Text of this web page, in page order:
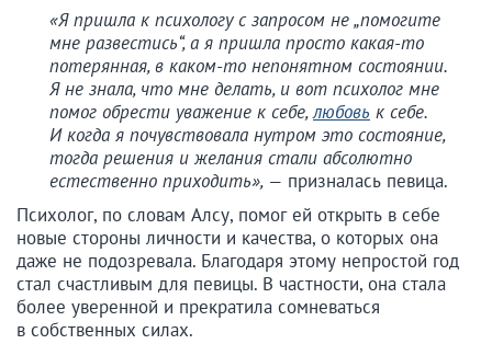
«Я пришла к психологу с запросом не „помогите
мне развестись“, а я пришла просто какая-то
потерянная, в каком-то непонятном состоянии.
Я не знала, что мне делать, и вот психолог мне
помог обрести уважение к себе,любовь к себе.
И когда я почувствовала нутром это состояние,
тогда решения и желания стали абсолютно
естественно приходить», — призналась певица.
Психолог, по словам Алсу, помог ей открыть в себе
новые стороны личности и качества, о которых она
даже не подозревала. Благодаря этому непростой год
стал счастливым для певицы. В частности, она стала
более уверенной и прекратила сомневаться
в собственных силах.